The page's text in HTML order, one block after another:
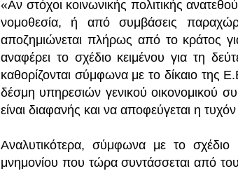
«Αν στόχοι κοινωνικής πολιτικής
νομοθεσία, ή από συμβάσεις
αποζημιώνεται πλήρως από το κράτος
αναφέρει το σχέδιο κειμένου για τη
καθορίζονται σύμφωνα με το δίκαιο της
δέσμη υπηρεσιών γενικού οικονομικού
είναι διαφανής και να αποφεύγεται η
Αναλυτικότερα, σύμφωνα με το σχέδιο
μνημονίου που τώρα συντάσσεται από